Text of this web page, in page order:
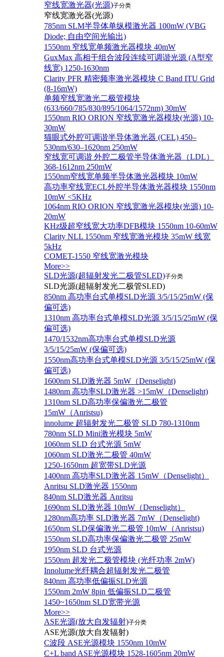
窄线宽激光器(光源)子分类
窄线宽激光器(光源)
785nm SLM半导体单纵模激光器 100mW (VBG
Diode; 自由空间光输出)
1550nm 窄线宽单频激光器模块 40mW
GuxMax 高相干组合波段连续可调谐光源 (A型窄
线宽) 1250-1630nm
Clarity PFR 精密频率激光器模块 C Band ITU Grid
(8-16mW)
单频窄线宽激光二极管模块
(633/660/785/830/895/1064/1572nm) 30mW
1550nm RIO ORION 窄线宽激光器模块(光源) 10-
30mW
猫眼式外腔可调谐半导体激光器 (CEL) 450–
530nm/630–1620nm 250mW
窄线宽可调谐 外腔二极管半导体激光器（LDL）
368-1612nm 250mW
1550nm窄线宽单频半导体激光器模块 10mW
高功率窄线宽ECL外腔半导体激光器模块 1550nm
10mW <5KHz
1064nm RIO ORION 窄线宽激光器模块(光源) 10-
20mW
KHz级超窄线宽大功率DFB模块 1550nm 10-60mW
Clarity NLL 1550nm 窄线宽激光模块 35mW 线宽
5kHz
COMET-1550 窄线宽激光模块
More>>
SLD光源(超辐射发光二极管SLED)子分类
SLD光源(超辐射发光二极管SLED)
850nm 高功率台式单模SLD光源 3/5/15/25mW (保
偏可选)
1310nm 高功率台式单模SLD光源 3/5/15/25mW (保
偏可选)
1470/1532nm高功率台式单模SLD光源
3/5/15/25mW (保偏可选)
1550nm高功率台式单模SLD光源 3/5/15/25mW (保
偏可选)
1600nm SLD激光器 5mW（Denselight)
1480nm 高功率SLD激光器 >15mW（Denselight)
1310nm SLD高功率保偏激光二极管
15mW（Anristsu)
innolume 超辐射发光二极管 SLD 780-1310nm
780nm SLD Mini激光模块 5mW
1060nm SLD 台式光源 5mW
1060nm SLD激光二极管 40mW
1250-1650nm 超宽带SLD光源
1400nm 高功率SLD激光器 15mW（Denselight）
Anritsu SLD激光器 1550nm
840nm SLD激光器 Anritsu
1690nm SLD激光器 10mW（Denselight）
1280nm高功率 SLD激光器 7mW（Denselight)
1650nm SLD保偏激光二极管 10mW（Anristsu)
1550nm SLD高功率保偏激光二极管 25mW
1950nm SLD 台式光源
1550nm 超发光二极管模块 (光纤功率 2mW)
Innolume光纤耦合超辐射发光二极管
840nm 高功率低偏振SLD光源
1550nm 2mW 8pin 低偏振SLD二极管
1450~1650nm SLD宽带光源
More>>
ASE光源(放大自发辐射)子分类
ASE光源(放大自发辐射)
C波段 ASE光源模块 1550nm 10mW
C+L band ASE光源模块 1528-1605nm 20mW